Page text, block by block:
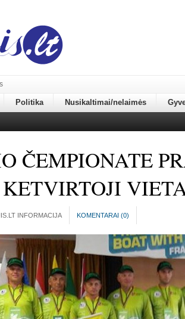
Politika Nusikaltimai/nelaimės
ČEMPIONATE
INFORMACIJA KOMENTARAI (0)